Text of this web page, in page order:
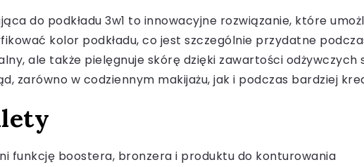
do podkładu 3w1 to innowacyjne rozwiązanie, które
kolor podkładu, co jest szczególnie przydatne
ale także pielęgnuje skórę dzięki zawartości
zarówno w codziennym makijażu, jak i podczas bardziej
funkcję boostera, bronzera i produktu do konturowania